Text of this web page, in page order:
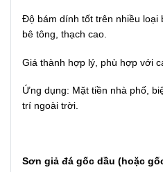
Độ bám dính tốt trên nhiều loại
bê tông, thạch cao.
Giá thành hợp lý, phù hợp với
Ứng dụng: Mặt tiền nhà phố,
trí ngoài trời.
Sơn giả đá gốc dầu (hoặc